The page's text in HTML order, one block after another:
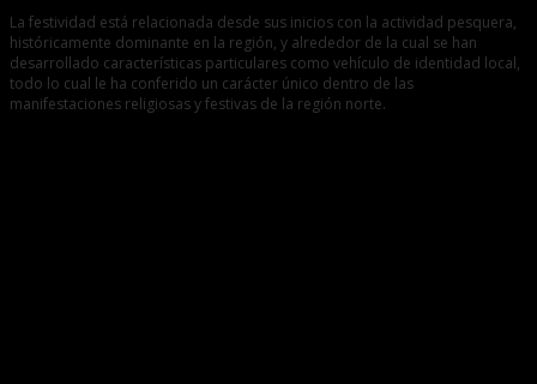
La festividad está relacionada desde sus inicios con la actividad pesquera,
históricamente dominante en la región, y alrededor de la cual se han
desarrollado características particulares como vehículo de identidad local,
todo lo cual le ha conferido un carácter único dentro de las
manifestaciones religiosas y festivas de la región norte.